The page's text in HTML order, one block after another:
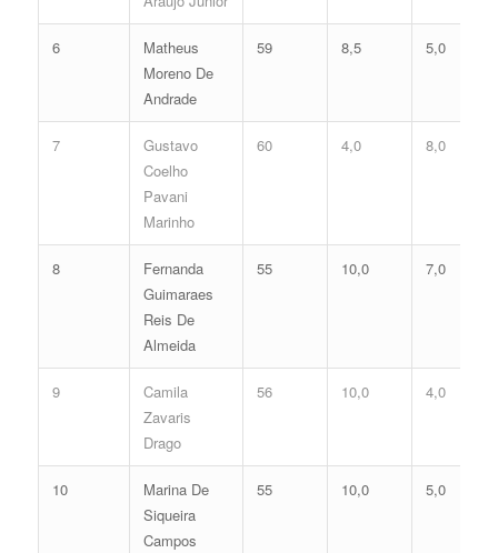
6
Matheus
Moreno De
Andrade
59 8,5 5,0
7
Gustavo
Coelho
Pavani
Marinho
60 4,0 8,0
8
Fernanda
Guimaraes
Reis De
Almeida
55 10,0 7,0
9
Camila
Zavaris
Drago
56 10,0 4,0
10
Marina De
Siqueira
Campos
55 10,0 5,0